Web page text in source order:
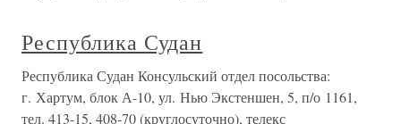
Республика Судан
Республика Судан Консульский отдел посольства:
г. Хартум, блок А-10, ул. Нью Экстеншен, 5, п/о 1161,
тел. 413-15, 408-70 (круглосуточно), телекс